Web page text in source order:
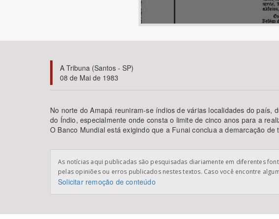
A Tribuna (Santos - SP)
08 de Mai de 1983
No norte do Amapá reuniram-se índios de várias localidades do
do Índio, especialmente onde consta o limite de cinco anos para a
O Banco Mundial está exigindo que a Funai conclua a demarcação
As notícias aqui publicadas são pesquisadas diariamente em diferentes
pelas opiniões ou erros publicados nestes textos. Caso você encontre
Solicitar remoção de conteúdo